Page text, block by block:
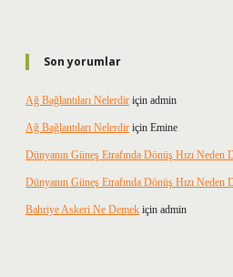
Son yorumlar
Ağ Bağlantıları Nelerdir için admin
Ağ Bağlantıları Nelerdir için Emine
Dünyanın Güneş Etrafında Dönüş Hızı Neden
Dünyanın Güneş Etrafında Dönüş Hızı Neden
Bahriye Askeri Ne Demek için admin